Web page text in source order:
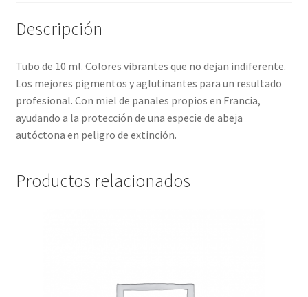
Descripción
Tubo de 10 ml. Colores vibrantes que no dejan indiferente.
Los mejores pigmentos y aglutinantes para un resultado
profesional. Con miel de panales propios en Francia,
ayudando a la protección de una especie de abeja
autóctona en peligro de extinción.
Productos relacionados